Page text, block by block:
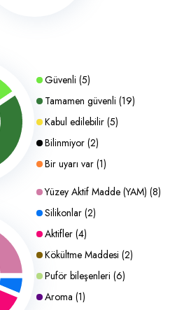
Güvenli (5)
Tamamen güvenli (19)
Kabul edilebilir(5)
Bilinmiyor(2)
Bir uyarı var(1)
Yüzey Aktif Madde (YAM) (8)
Silikonlar(2)
Aktifler(4)
Kökültme Maddesi (2)
Puför bileşenleri (6)
Aroma (1)